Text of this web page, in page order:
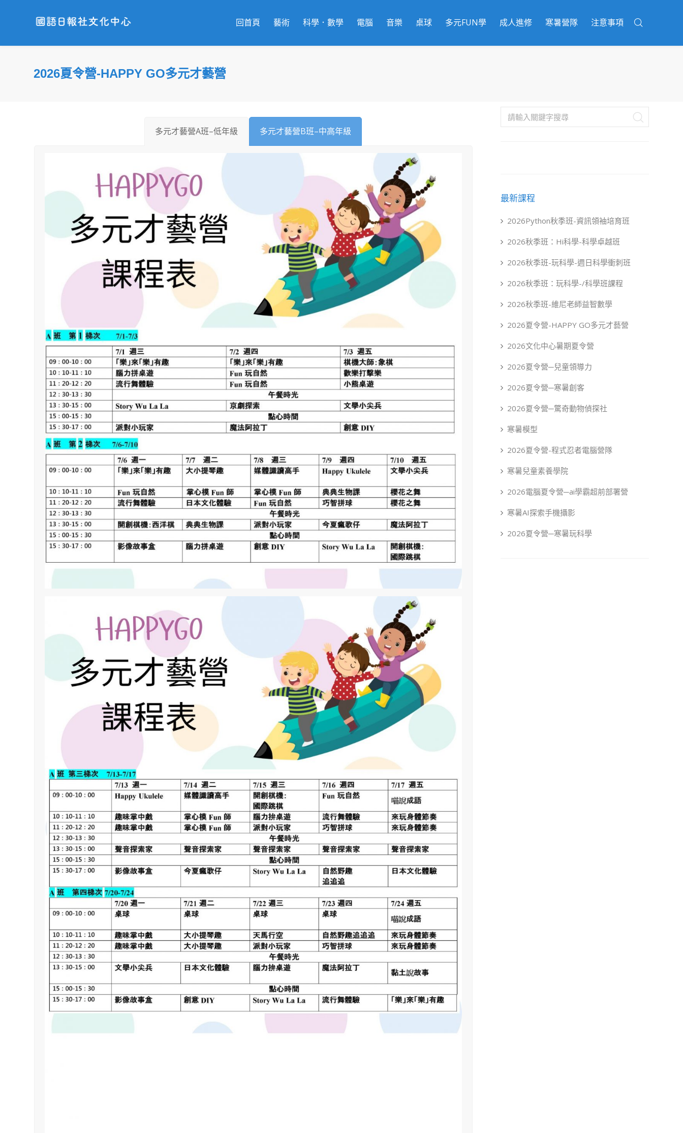
回首頁 藝術 科學．數學 電腦 音樂 桌球 多元FUN學 成人進修 寒暑營隊 注意事項
2026夏令營-HAPPY GO多元才藝營
多元才藝營A班–低年級 多元才藝營B班–中高年級
最新課程
2026Python秋季班-資訊領袖培育班
2026秋季班：Hi科學-科學卓越班
2026秋季班-玩科學-週日科學衝刺班
2026秋季班：玩科學-/科學班課程
2026秋季班-維尼老師益智數學
2026夏令營-HAPPY GO多元才藝營
2026文化中心暑期夏令營
2026夏令營─兒童領導力
2026夏令營─寒暑創客
2026夏令營─驚奇動物偵探社
寒暑模型
2026夏令營-程式忍者電腦營隊
寒暑兒童素養學院
2026電腦夏令營─ai學霸超前部署營
寒暑AI探索手機攝影
2026夏令營─寒暑玩科學